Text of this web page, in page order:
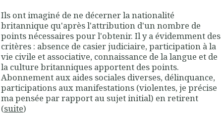
Ils ont imaginé de ne décerner la nationalité
britannique qu'après l'attribution d'un nombre de
points nécessaires pour l'obtenir. Il y a évidemment des
critères : absence de casier judiciaire, participation à la
vie civile et associative, connaissance de la langue et de
la culture britanniques apportent des points.
Abonnement aux aides sociales diverses, délinquance,
participations aux manifestations (violentes, je précise
ma pensée par rapport au sujet initial) en retirent
(suite)